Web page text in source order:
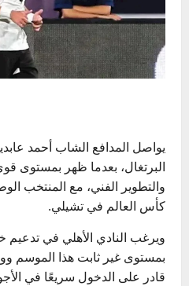
يواصل المدافع الشاب أحمد
البرتغال، بعدما ظهر بمستوى
كأس العالم في تشيلي.
ويرغب النادي الأهلي في تدعيم
بمستوى غير ثابت هذا الموسم
قادر على الدخول سريعًا في